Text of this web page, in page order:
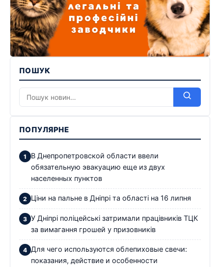
ПОШУК
ПОПУЛЯРНЕ
В Днепропетровской области ввели
обязательную эвакуацию еще из двух
населенных пунктов
Ціни на пальне в Дніпрі та області на 16 липня
У Дніпрі поліцейські затримали працівників ТЦК
за вимагання грошей у призовників
Для чего используются облепиховые свечи:
показания, действие и особенности